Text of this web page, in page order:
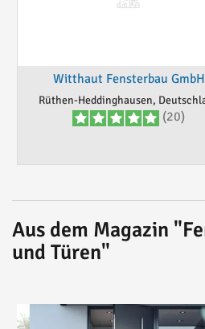
Witthaut Fensterbau GmbH
Rüthen-Heddinghausen,
(20)
Aus dem Magazin
und Türen"